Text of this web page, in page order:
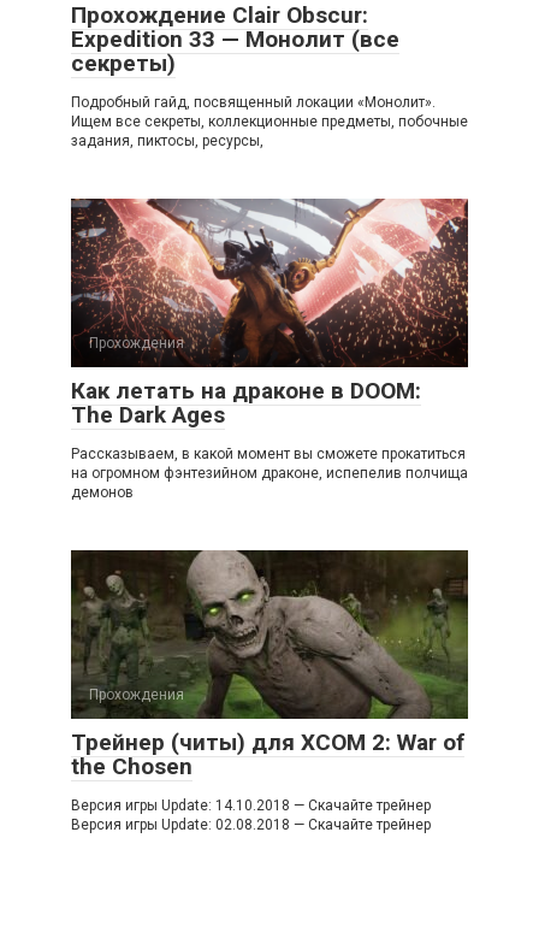
Прохождение Clair Obscur:
Expedition 33 — Монолит (все
секреты)
Подробный гайд, посвященный локации «Монолит».
Ищем все секреты, коллекционные предметы, побочные
задания, пиктосы, ресурсы,
Прохождения
Как летать на драконе в DOOM:
The Dark Ages
Рассказываем, в какой момент вы сможете прокатиться
на огромном фэнтезийном драконе, испепелив полчища
демонов
Прохождения
Трейнер (читы) для XCOM 2: War of
the Chosen
Версия игры Update: 14.10.2018 — Скачайте трейнер
Версия игры Update: 02.08.2018 — Скачайте трейнер